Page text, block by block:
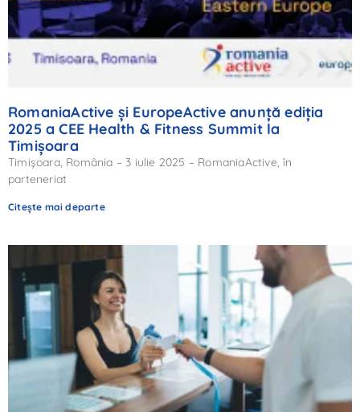
RomaniaActive și EuropeActive anunță ediția
2025 a CEE Health & Fitness Summit la
Timișoara
Timișoara, România – 3 iulie 2025 – RomaniaActive, în
parteneriat
Citește mai departe